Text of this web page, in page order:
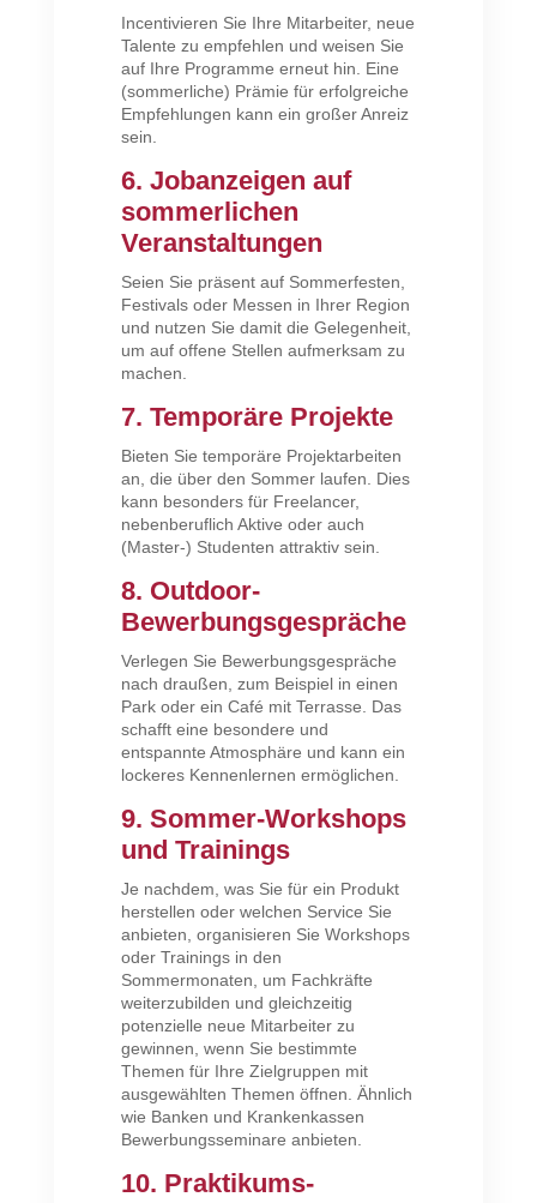
Incentivieren Sie Ihre Mitarbeiter, neue
Talente zu empfehlen und weisen Sie
auf Ihre Programme erneut hin. Eine
(sommerliche) Prämie für erfolgreiche
Empfehlungen kann ein großer Anreiz
sein.
6. Jobanzeigen auf
sommerlichen
Veranstaltungen
Seien Sie präsent auf Sommerfesten,
Festivals oder Messen in Ihrer Region
und nutzen Sie damit die Gelegenheit,
um auf offene Stellen aufmerksam zu
machen.
7. Temporäre Projekte
Bieten Sie temporäre Projektarbeiten
an, die über den Sommer laufen. Dies
kann besonders für Freelancer,
nebenberuflich Aktive oder auch
(Master-) Studenten attraktiv sein.
8. Outdoor-
Bewerbungsgespräche
Verlegen Sie Bewerbungsgespräche
nach draußen, zum Beispiel in einen
Park oder ein Café mit Terrasse. Das
schafft eine besondere und
entspannte Atmosphäre und kann ein
lockeres Kennenlernen ermöglichen.
9. Sommer-Workshops
und Trainings
Je nachdem, was Sie für ein Produkt
herstellen oder welchen Service Sie
anbieten, organisieren Sie Workshops
oder Trainings in den
Sommermonaten, um Fachkräfte
weiterzubilden und gleichzeitig
potenzielle neue Mitarbeiter zu
gewinnen, wenn Sie bestimmte
Themen für Ihre Zielgruppen mit
ausgewählten Themen öffnen. Ähnlich
wie Banken und Krankenkassen
Bewerbungsseminare anbieten.
10. Praktikums-